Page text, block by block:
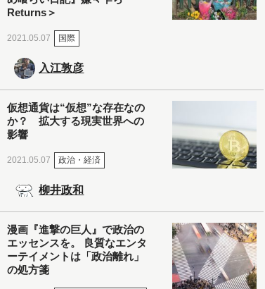
Returns＞
2021.05.07 国際
入江敦彦
仮想通貨は“仮想”な存在なの
か？ 拡大する現実世界への
影響
2021.05.07 政治・経済
柳井政和
漫画『進撃の巨人』で政治の
エッセンスを。 良質なエンタ
ーテイメントは「政治離れ」
の処方箋